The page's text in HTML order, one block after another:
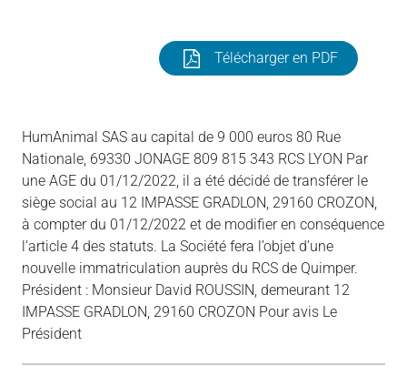
Télécharger en PDF
HumAnimal SAS au capital de 9 000 euros 80 Rue
Nationale, 69330 JONAGE 809 815 343 RCS LYON Par
une AGE du 01/12/2022, il a été décidé de transférer le
siège social au 12 IMPASSE GRADLON, 29160 CROZON,
à compter du 01/12/2022 et de modifier en conséquence
l’article 4 des statuts. La Société fera l’objet d’une
nouvelle immatriculation auprès du RCS de Quimper.
Président : Monsieur David ROUSSIN, demeurant 12
IMPASSE GRADLON, 29160 CROZON Pour avis Le
Président